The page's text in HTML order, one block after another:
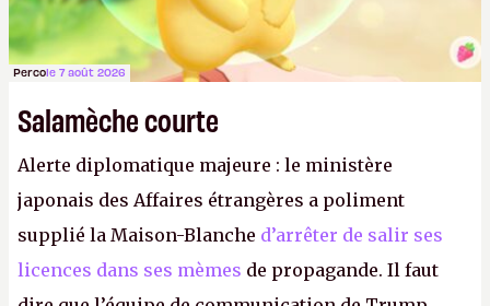
Percole 7 août 2026
Salamèche courte
Alerte diplomatique majeure : le ministère
japonais des Affaires étrangères a poliment
supplié la Maison-Blanche d’arrêter de salir ses
licences dans ses mèmes de propagande. Il faut